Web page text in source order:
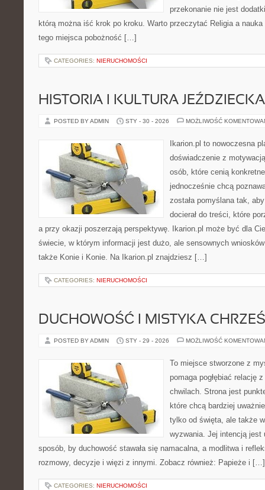
przekonanie nie jest
którą można iść krok po kroku. Warto przeczytać Religia a
tego miejsca pobożność […]
CATEGORIES: NIERUCHOMOŚCI
HISTORIA I KULTURA JEŹDZIECKA
POSTED BY ADMIN STY - 30 - 2026 MOŻLIWOŚĆ
Ikarion.pl to nowoczesna
doświadczenie z
osób, które cenią
jednocześnie chcą
została pomyślana tak,
docierał do treści, które
a przy okazji poszerzają perspektywę. Ikarion.pl może być dla
świecie, w którym informacji jest dużo, ale sensownych
także Konie i Konie. Na Ikarion.pl znajdziesz […]
CATEGORIES: NIERUCHOMOŚCI
DUCHOWOŚĆ I MISTYKA
POSTED BY ADMIN STY - 29 - 2026 MOŻLIWOŚĆ
To miejsce stworzone z
pomaga pogłębiać relację
chwilach. Strona jest
które chcą bardziej
tylko od święta, ale także
wyzwania. Jej intencją jest
sposób, by duchowość stawała się namacalna, a modlitwa i
rozmowy, decyzje i więzi z innymi. Zobacz również: Papieże i […]
CATEGORIES: NIERUCHOMOŚCI